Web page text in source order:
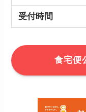
受付時間
食宅便